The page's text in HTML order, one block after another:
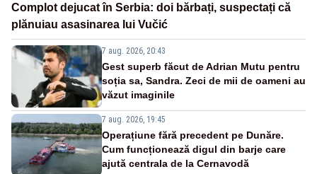
Complot dejucat în Serbia: doi bărbați, suspectați că
plănuiau asasinarea lui Vučić
7 aug. 2026, 20:43
Gest superb făcut de Adrian Mutu pentru
soția sa, Sandra. Zeci de mii de oameni au
văzut imaginile
7 aug. 2026, 19:45
Operațiune fără precedent pe Dunăre.
Cum funcționează digul din barje care
ajută centrala de la Cernavodă